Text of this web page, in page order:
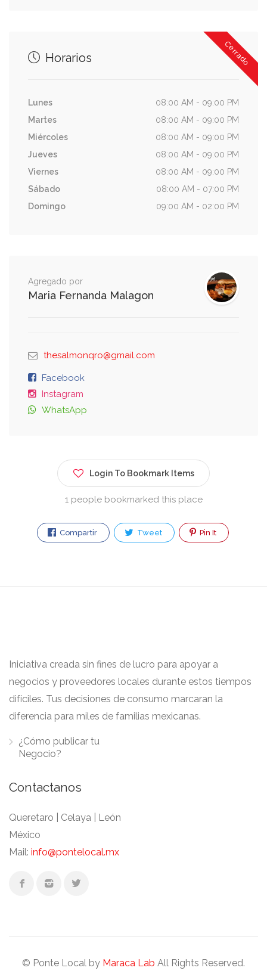
Cerrado
Horarios
Lunes
08:00 AM - 09:00 PM
Martes
08:00 AM - 09:00 PM
Miércoles
08:00 AM - 09:00 PM
Jueves
08:00 AM - 09:00 PM
Viernes
08:00 AM - 09:00 PM
Sábado
08:00 AM - 07:00 PM
Domingo
09:00 AM - 02:00 PM
Agregado por
Maria Fernanda Malagon
thesalmonqro@gmail.com
Facebook
Instagram
WhatsApp
Login To Bookmark Items
1 people bookmarked this place
Compartir Tweet Pin It
Iniciativa creada sin fines de lucro para apoyar a
negocios y proveedores locales durante estos tiempos
difíciles. Tus decisiones de consumo marcaran la
diferencia para miles de familias mexicanas.
¿Cómo publicar tu
Negocio?
Contactanos
Queretaro | Celaya | León
México
Mail: info@pontelocal.mx
© Ponte Local by Maraca Lab All Rights Reserved.